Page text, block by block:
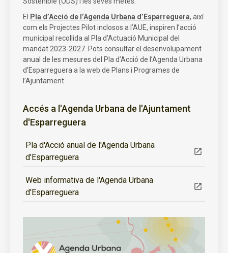
El
Pla d’Acció de l’Agenda Urbana d’Esparreguera, així
com els Projectes Pilot inclosos a l’AUE, inspiren l’acció
municipal recollida al Pla d’Actuació Municipal del
mandat 2023-2027. Pots consultar el desenvolupament
anual de les mesures del Pla d’Acció de l’Agenda Urbana
d’Esparreguera a la web de Plans i Programes de
l’Ajuntament.
Accés a l'Agenda Urbana de l'Ajuntament
d'Esparreguera
Pla d'Acció anual de l'Agenda Urbana
d'Esparreguera
Web informativa de l'Agenda Urbana
d'Esparreguera